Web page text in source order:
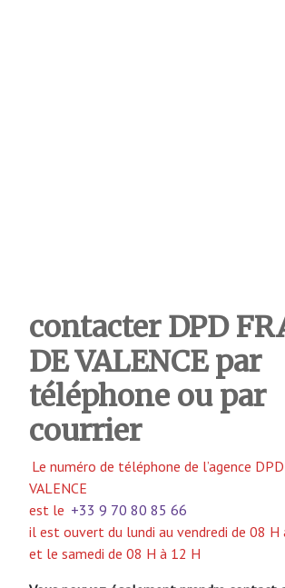
contacter DPD
DE VALENCE par
téléphone ou par
courrier
Le numéro de téléphone de l’agence
VALENCE
est le +33 9 70 80 85 66
il est ouvert du lundi au vendredi de 08 H
et le samedi de 08 H à 12 H